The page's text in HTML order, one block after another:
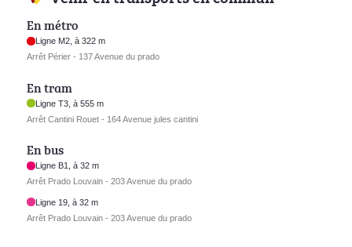
En métro
Ligne M2, à 322 m
Arrêt Périer - 137 Avenue du prado
En tram
Ligne T3, à 555 m
Arrêt Cantini Rouet - 164 Avenue jules cantini
En bus
Ligne B1, à 32 m
Arrêt Prado Louvain - 203 Avenue du prado
Ligne 19, à 32 m
Arrêt Prado Louvain - 203 Avenue du prado